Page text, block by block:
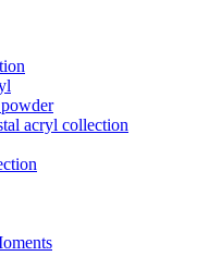
acryl collection